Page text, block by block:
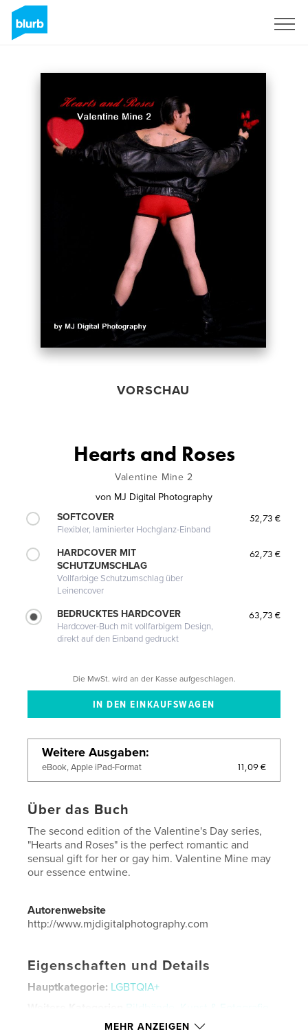
VORSCHAU
Hearts and Roses
Valentine Mine 2
von MJ Digital Photography
SOFTCOVER
Flexibler, laminierter Hochglanz-Einband
52,73 €
HARDCOVER MIT
SCHUTZUMSCHLAG
Vollfarbige Schutzumschlag über
Leinencover
62,73 €
BEDRUCKTES HARDCOVER
Hardcover-Buch mit vollfarbigem Design,
direkt auf den Einband gedruckt
63,73 €
Die MwSt. wird an der Kasse aufgeschlagen.
Weitere Ausgaben
eBook, Apple iPad-Format 11,09 €
Über das Buch
The second edition of the Valentine's Day series,
"Hearts and Roses" is the perfect romantic and
sensual gift for her or gay him. Valentine Mine may
our essence entwine.
Autorenwebsite
http://www.mjdigitalphotography.com
Eigenschaften und Details
Hauptkategorie: LGBTQIA+
Bildbände
Kunst & Fotografie
Standard-Hochformat, 20×25 cm
MEHR ANZEIGEN